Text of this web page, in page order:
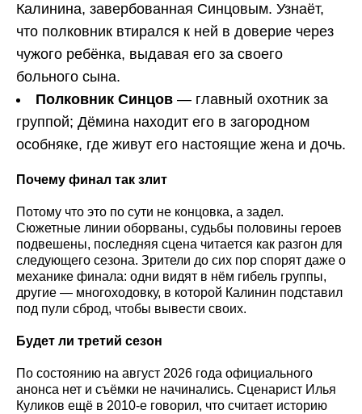
Калинина, завербованная Синцовым. Узнаёт,
что полковник втирался к ней в доверие через
чужого ребёнка, выдавая его за своего
больного сына.
Полковник Синцов — главный охотник за
группой; Дёмина находит его в загородном
особняке, где живут его настоящие жена и дочь.
Почему финал так злит
Потому что это по сути не концовка, а задел.
Сюжетные линии оборваны, судьбы половины героев
подвешены, последняя сцена читается как разгон для
следующего сезона. Зрители до сих пор спорят даже о
механике финала: одни видят в нём гибель группы,
другие — многоходовку, в которой Калинин подставил
под пули сброд, чтобы вывести своих.
Будет ли третий сезон
По состоянию на август 2026 года официального
анонса нет и съёмки не начинались. Сценарист Илья
Куликов ещё в 2010-е говорил, что считает историю